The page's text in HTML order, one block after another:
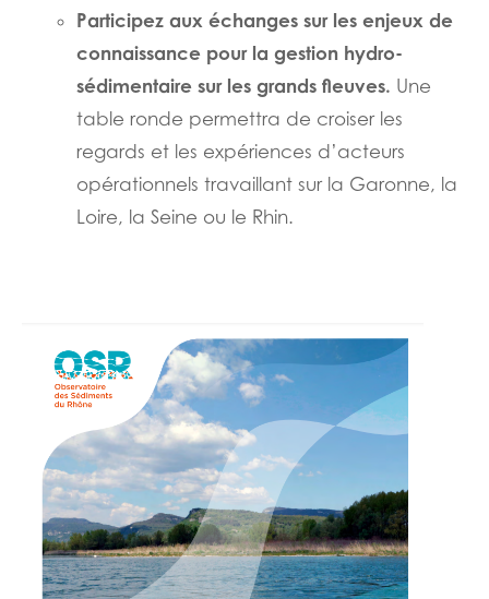
Participez aux échanges sur les enjeux de
connaissance pour la gestion hydro-
sédimentaire sur les grands fleuves. Une
table ronde permettra de croiser les
regards et les expériences d’acteurs
opérationnels travaillant sur la Garonne, la
Loire, la Seine ou le Rhin.